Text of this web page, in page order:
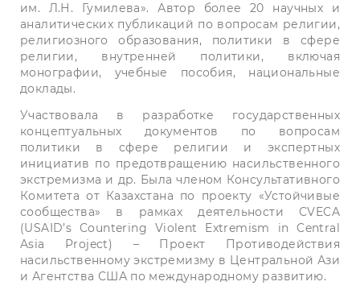
им. Л.Н. Гумилева». Автор более 20 научных и
аналитических публикаций по вопросам религии,
религиозного образования, политики в сфере
религии, внутренней политики, включая
монографии, учебные пособия, национальные
доклады.
Участвовала в разработке государственных
концептуальных документов по вопросам
политики в сфере религии и экспертных
инициатив по предотвращению насильственного
экстремизма и др. Была членом Консультативного
Комитета от Казахстана по проекту «Устойчивые
сообщества» в рамках деятельности CVECA
(USAID’s Countering Violent Extremism in Central
Asia Project) – Проект Противодействия
насильственному экстремизму в Центральной Ази
и Агентства США по международному развитию.